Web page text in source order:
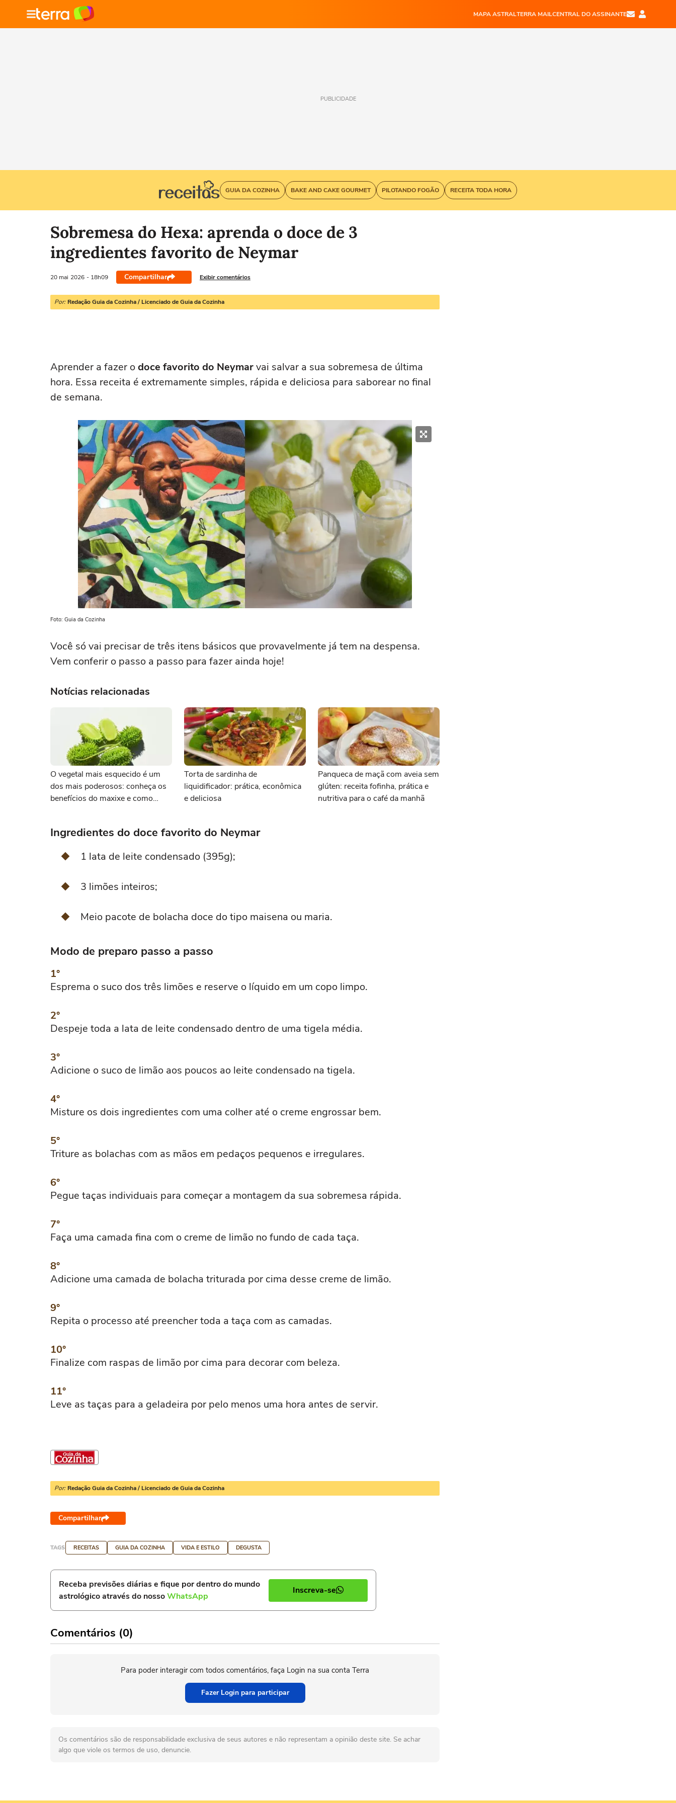
MAPA ASTRALTERRA MAILCENTRAL DO ASSINANTE
PUBLICIDADE
GUIA DA COZINHA BAKE AND CAKE GOURMET PILOTANDO FOGÃO RECEITA TODA HORA
Sobremesa do Hexa: aprenda o doce de 3
ingredientes favorito de Neymar
20 mai 2026 - 18h09 Compartilhar Exibir comentários
Por: Redação Guia da Cozinha / Licenciado de Guia da Cozinha
Aprender a fazer odoce favorito do Neymarvai salvar a sua sobremesa de última
hora. Essa receita é extremamente simples, rápida e deliciosa para saborear no final
de semana.
Foto: Guia da Cozinha
Você só vai precisar de três itens básicos que provavelmente já tem na despensa.
Vem conferir o passo a passo para fazer ainda hoje!
Notícias relacionadas
O vegetal mais esquecido é um
dos mais poderosos: conheça os
benefícios do maxixe e como
Torta de sardinha de
liquidificador: prática, econômica
e deliciosa
Panqueca de maçã com aveia sem
glúten: receita fofinha, prática e
nutritiva para o café da manhã
Ingredientes do doce favorito do Neymar
1 lata de leite condensado (395g);
3 limões inteiros;
Meio pacote de bolacha doce do tipo maisena ou maria.
Modo de preparo passo a passo
Esprema o suco dos três limões e reserve o líquido em um copo limpo.
Despeje toda a lata de leite condensado dentro de uma tigela média.
Adicione o suco de limão aos poucos ao leite condensado na tigela.
Misture os dois ingredientes com uma colher até o creme engrossar bem.
Triture as bolachas com as mãos em pedaços pequenos e irregulares.
Pegue taças individuais para começar a montagem da sua sobremesa rápida.
Faça uma camada fina com o creme de limão no fundo de cada taça.
Adicione uma camada de bolacha triturada por cima desse creme de limão.
Repita o processo até preencher toda a taça com as camadas.
Finalize com raspas de limão por cima para decorar com beleza.
Leve as taças para a geladeira por pelo menos uma hora antes de servir.
Por: Redação Guia da Cozinha / Licenciado de Guia da Cozinha
Compartilhar
TAGS RECEITAS GUIA DA COZINHA VIDA E ESTILO DEGUSTA
Receba previsões diárias e fique por dentro do mundo
astrológico através do nossoWhatsApp
Inscreva-se
Comentários (0)
Para poder interagir com todos comentários, faça Login na sua conta Terra
Fazer Login para participar
Os comentários são de responsabilidade exclusiva de seus autores e não representam a opinião deste site. Se achar
algo que viole os termos de uso, denuncie.